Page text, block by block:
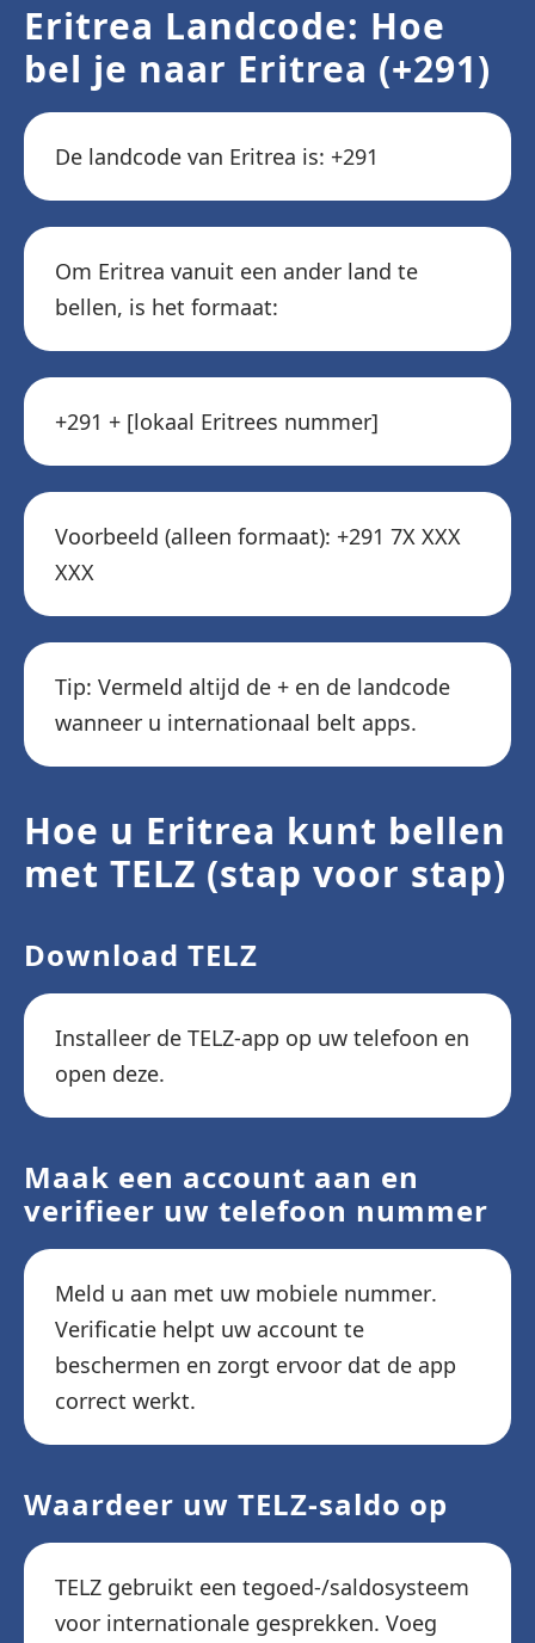
Eritrea Landcode: Hoe
bel je naar Eritrea (+291)
De landcode van Eritrea is: +291
Om Eritrea vanuit een ander land te
bellen, is het formaat:
+291 + [lokaal Eritrees nummer]
Voorbeeld (alleen formaat): +291 7X XXX
XXX
Tip: Vermeld altijd de + en de landcode
wanneer u internationaal belt apps.
Hoe u Eritrea kunt bellen
met TELZ (stap voor stap)
Download TELZ
Installeer de TELZ-app op uw telefoon en
open deze.
Maak een account aan en
verifieer uw telefoon nummer
Meld u aan met uw mobiele nummer.
Verificatie helpt uw ​​account te
beschermen en zorgt ervoor dat de app
correct werkt.
Waardeer uw TELZ-saldo op
TELZ gebruikt een tegoed-/saldosysteem
voor internationale gesprekken. Voeg